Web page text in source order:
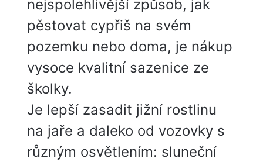
nejspolehlivější způsob, jak
pěstovat cypřiš na svém
pozemku nebo doma, je nákup
vysoce kvalitní sazenice ze
školky.
Je lepší zasadit jižní rostlinu
na jaře a daleko od vozovky s
různým osvětlením: sluneční